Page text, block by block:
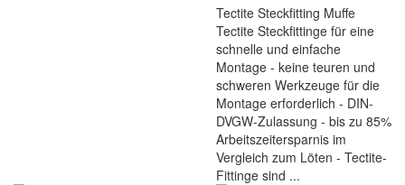
Tectite Steckfitting Muffe
Tectite Steckfittinge für eine
schnelle und einfache
Montage - keine teuren und
schweren Werkzeuge für die
Montage erforderlich - DIN-
DVGW-Zulassung - bis zu 85%
Arbeitszeitersparnis im
Vergleich zum Löten - Tectite-
Fittinge sind ...